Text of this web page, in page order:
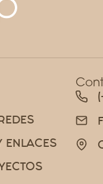
ENLACES